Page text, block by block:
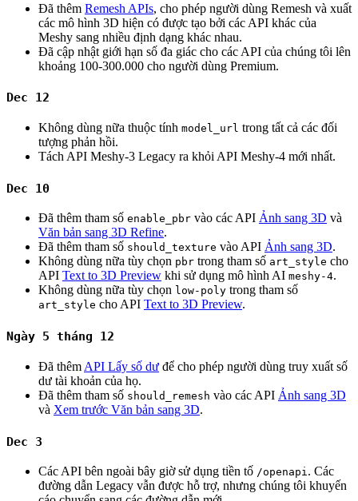
Đã thêm Remesh APIs, cho phép người dùng Remesh và xuất
các mô hình 3D hiện có được tạo bởi các API khác của
Meshy sang nhiều định dạng khác nhau.
Đã cập nhật giới hạn số đa giác cho các API của chúng tôi lên
khoảng 100-300.000 cho người dùng Premium.
Dec 12
Không dùng nữa thuộc tính model_url trong tất cả các đối
tượng phản hồi.
Tách API Meshy-3 Legacy ra khỏi API Meshy-4 mới nhất.
Dec 10
Đã thêm tham số enable_pbr vào các API Ảnh sang 3D và
Văn bản sang 3D Refine.
Đã thêm tham số should_texture vào API Ảnh sang 3D.
Không dùng nữa tùy chọn pbr trong tham số art_style cho
API Text to 3D Preview khi sử dụng mô hình AI meshy-4.
Không dùng nữa tùy chọn low-poly trong tham số
art_style cho API Text to 3D Preview.
Ngày 5 tháng 12
Đã thêm API Lấy số dư để cho phép người dùng truy xuất số
dư tài khoản của họ.
Đã thêm tham số should_remesh vào các API Ảnh sang 3D
và Xem trước Văn bản sang 3D.
Dec 3
Các API bên ngoài bây giờ sử dụng tiền tố /openapi. Các
đường dẫn Legacy vẫn được hỗ trợ, nhưng chúng tôi khuyến